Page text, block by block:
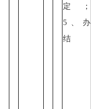
定；
5、办
结